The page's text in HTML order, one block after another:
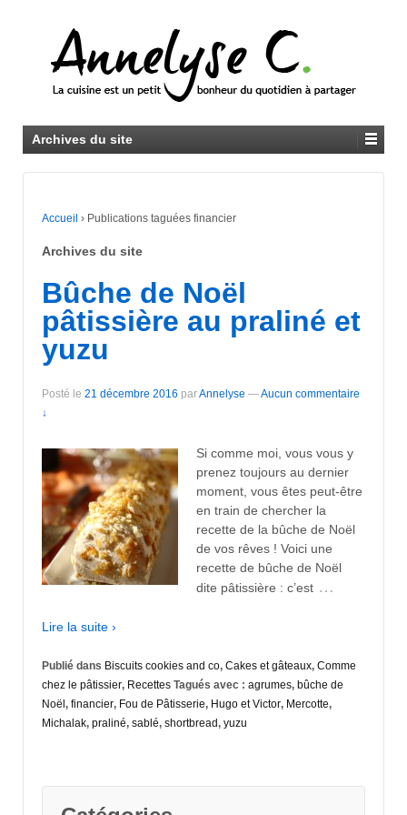
Archives du site
Accueil › Publications taguées financier
Archives du site
Bûche de Noël
pâtissière au praliné et
yuzu
Posté le 21 décembre 2016 parAnnelyse —Aucun commentaire
↓
Si comme moi, vous vous y
prenez toujours au dernier
moment, vous êtes peut-être
en train de chercher la
recette de la bûche de Noël
de vos rêves ! Voici une
recette de bûche de Noël
dite pâtissière : c’est …
Lire la suite ›
Publié dans Biscuits cookies and co, Cakes et gâteaux, Comme
chez le pâtissier, Recettes Tagués avec : agrumes, bûche de
Noël , financier, Fou de Pâtisserie, Hugo et Victor, Mercotte,
Michalak, praliné, sablé, shortbread, yuzu